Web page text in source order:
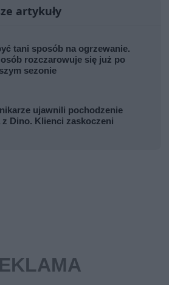
artykuły
tani sposób na ogrzewanie.
rozczarowuje się już po
sezonie
ujawnili pochodzenie
z Dino. Klienci zaskoczeni